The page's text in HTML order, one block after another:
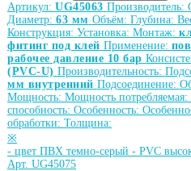
Артикул: UG45063 Производитель:
Диаметр: 63 мм Объём: Глубина:
Конструкция: Установка: Монтаж:
фитинг под клей Применение:
рабочее давление 10 бар
(PVC-U) Производительность:
мм внутренний Подсоединение:
Мощность: Мощность потребляемая:
способность: Особенность:
обработки: Толщина:
※
- цвет ПВХ темно-серый - PVC
Арт. UG45075